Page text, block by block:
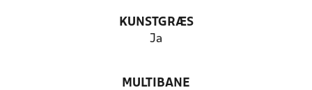
KUNSTGRÆS
Ja
MULTIBANE